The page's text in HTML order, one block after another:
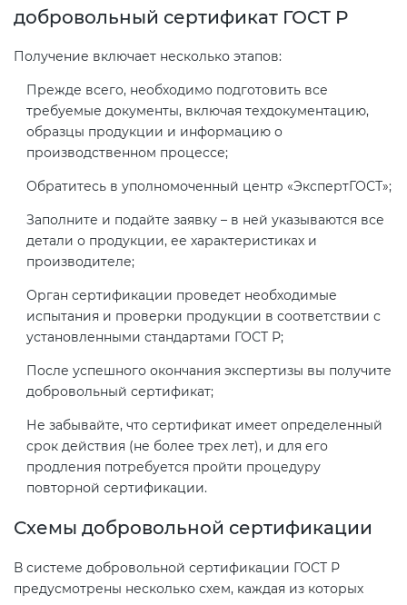
добровольный сертификат ГОСТ Р
Получение включает несколько этапов:
Прежде всего, необходимо подготовить все
требуемые документы, включая техдокументацию,
образцы продукции и информацию о
производственном процессе;
Обратитесь в уполномоченный центр «ЭкспертГОСТ»;
Заполните и подайте заявку – в ней указываются все
детали о продукции, ее характеристиках и
производителе;
Орган сертификации проведет необходимые
испытания и проверки продукции в соответствии с
установленными стандартами ГОСТ Р;
После успешного окончания экспертизы вы получите
добровольный сертификат;
Не забывайте, что сертификат имеет определенный
срок действия (не более трех лет), и для его
продления потребуется пройти процедуру
повторной сертификации.
Схемы добровольной сертификации
В системе добровольной сертификации ГОСТ Р
предусмотрены несколько схем, каждая из которых